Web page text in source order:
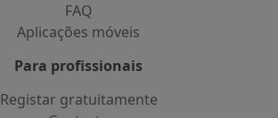
FAQ
Aplicações móveis
Para profissionais
Registar gratuitamente